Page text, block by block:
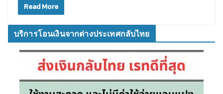
Read More
บริการโอนเงินจากต่างประเทศกลับไทย